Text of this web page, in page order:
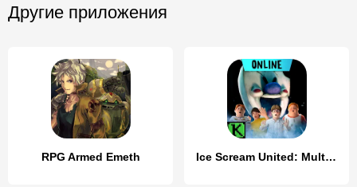
Другие приложения
RPG Armed Emeth Ice Scream United: Multiplayer